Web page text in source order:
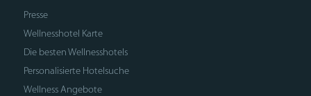
Presse
Wellnesshotel Karte
Die besten Wellnesshotels
Personalisierte Hotelsuche
Wellness Angebote